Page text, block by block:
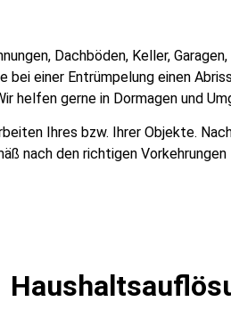
Dachböden, Keller,
einer Entrümpelung einen
gerne in Dormagen und
Ihres bzw. Ihrer Objekte.
nach den richtigen Vorkehrungen